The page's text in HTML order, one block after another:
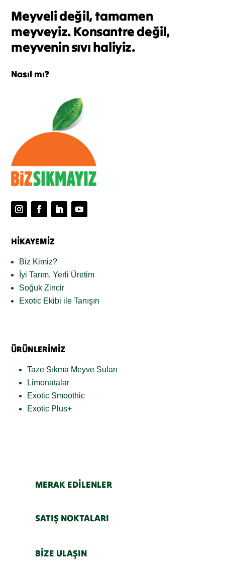
Meyveli değil, tamamen
meyveyiz. Konsantre değil,
meyvenin sıvı haliyiz.
Nasıl mı?
HİKAYEMİZ
Biz Kimiz?
İyi Tarım, Yerli Üretim
Soğuk Zincir
Exotic Ekibi ile Tanışın
ÜRÜNLERİMİZ
Taze Sıkma Meyve Suları
Limonatalar
Exotic Smoothic
Exotic Plus+
MERAK EDİLENLER
SATIŞ NOKTALARI
BİZE ULAŞIN